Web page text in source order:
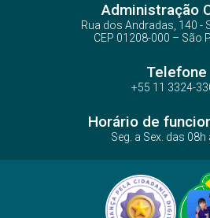
Administração
Rua dos Andradas, 140 -
CEP 01208-000 – São
Telefone
+55 11 3324-
Horário de
Seg. a Sex. das 08h